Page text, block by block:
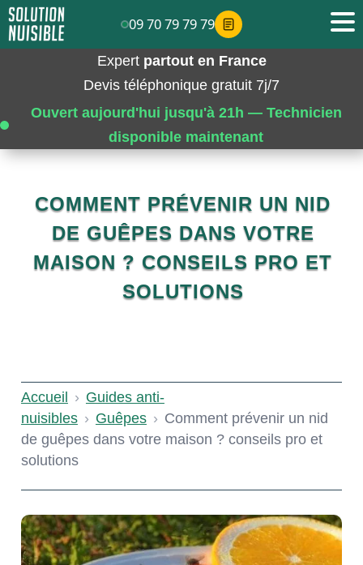
Expert partout en France
Devis téléphonique gratuit 7j/7
Ouvert aujourd'hui jusqu'à 21h — Technicien
disponible maintenant
COMMENT PRÉVENIR UN NID
DE GUÊPES DANS VOTRE
MAISON ? CONSEILS PRO ET
SOLUTIONS
Accueil › Guides anti-
nuisibles › Guêpes › Comment prévenir un nid
de guêpes dans votre maison ? conseils pro et
solutions
09 70 79 79 79